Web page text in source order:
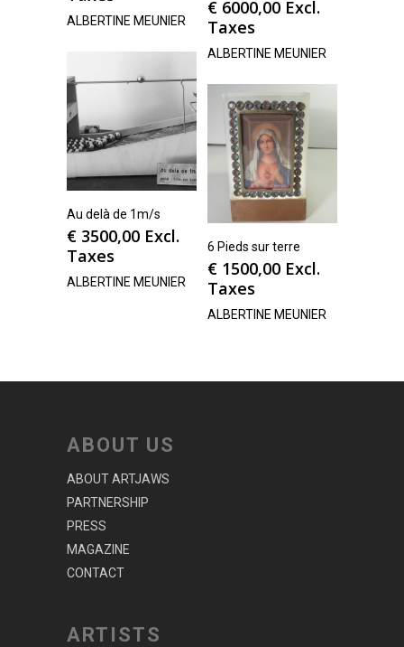
ALBERTINE MEUNIER
€ 6000,00 Excl.
Taxes
ALBERTINE MEUNIER
Au delà de 1m/s
€ 3500,00 Excl.
Taxes
ALBERTINE MEUNIER
6 Pieds sur terre
€ 1500,00 Excl.
Taxes
ALBERTINE MEUNIER
ABOUT US
ABOUT ARTJAWS
PARTNERSHIP
PRESS
MAGAZINE
CONTACT
ARTISTS